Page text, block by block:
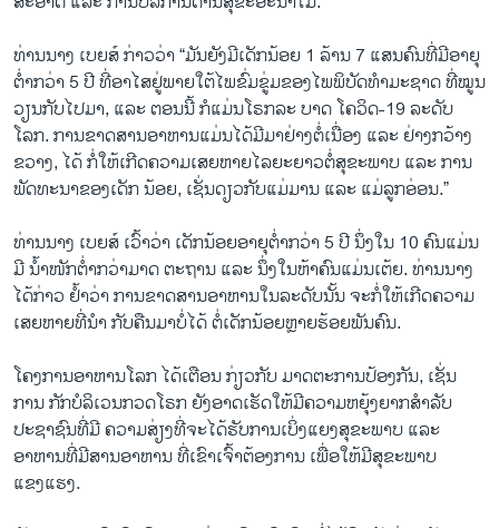
ທ່ານນາງ ເບຍສ໌ ກ່າວວ່າ “ມັນຍັງມີເດັກນ້ອຍ 1 ລ້ານ 7 ແສນຄົນທີ່ມີອາຍຸ
ຕໍ່າກວ່າ 5 ປີ ທີ່ອາໄສຢູ່ພາຍໃຕ້ໄພຂົ່ມຂູ່ມຂອງໄພພິບັດທຳມະຊາດ ທີ່ໝູນ
ວຽນກັບໄປມາ, ແລະ ຕອນນີ້ ກໍແມ່ນໂຣກລະ ບາດ ໂຄວິດ-19 ລະດັບ
ໂລກ. ການຂາດສານອາຫານແມ່ນໄດ້ມີມາຢ່າງຕໍ່ເນື່ອງ ແລະ ຢ່າງກວ້າງ
ຂວາງ, ໄດ້ ກໍ່ໃຫ້ເກີດຄວາມເສຍຫາຍໄລຍະຍາວຕໍ່ສຸຂະພາບ ແລະ ການ
ພັດທະນາຂອງເດັກ ນ້ອຍ, ເຊັ່ນດຽວກັບແມ່ມານ ແລະ ແມ່ລູກອ່ອນ.”
ທ່ານນາງ ເບຍສ໌ ເວົ້າວ່າ ເດັກນ້ອຍອາຍຸຕໍ່າກວ່າ 5 ປີ ນຶ່ງໃນ 10 ຄົນແມ່ນ
ມີ ນໍ້າໜັກຕໍ່າກວ່າມາດ ຕະຖານ ແລະ ນຶ່ງໃນຫ້າຄົນແມ່ນເຕ້ຍ. ທ່ານນາງ
ໄດ້ກ່າວ ຢໍ້າວ່າ ການຂາດສານອາຫານໃນລະດັບນັ້ນ ຈະກໍ່ໃຫ້ເກີດຄວາມ
ເສຍຫາຍທີ່ນຳ ກັບຄືນມາບໍ່ໄດ້ ຕໍ່ເດັກນ້ອຍຫຼາຍຮ້ອຍພັນຄົນ.
ໂຄງການອາຫານໂລກ ໄດ້ເຕືອນ ກ່ຽວກັບ ມາດຕະການປ້ອງກັນ, ເຊັ່ນ
ການ ກັກບໍລິເວນກວດໂຣກ ຍັງອາດເຮັດໃຫ້ມີຄວາມຫຍຸ້ງຍາກສຳລັບ
ປະຊາຊົນທີ່ມີ ຄວາມສ່ຽງທີ່ຈະໄດ້ຮັບການເບິ່ງແຍງສຸຂະພາບ ແລະ
ອາຫານທີ່ມີສານອາຫານ ທີ່ເຂົາເຈົ້າຕ້ອງການ ເພື່ອໃຫ້ມີສຸຂະພາບ
ແຂງແຮງ.